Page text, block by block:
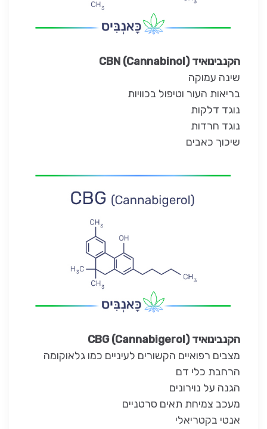
הקנבינואיד CBN (Cannabinol)
שינה עמוקה
בריאות העור וטיפול בכוויות
נוגד דלקות
נוגד חרדות
שיכוך כאבים
הקנבינואיד CBG (Cannabigerol)
מצבים רפואיים הקשורים לעיניים כמו גלאוקומה
הרחבת כלי דם
הגנה על נוירונים
מעכב צמיחת תאים סרטניים
אנטי בקטריאלי